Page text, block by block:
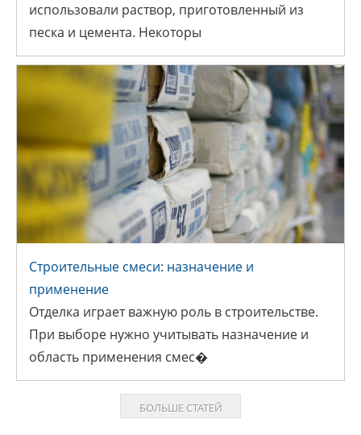
Блог
использовали раствор, приготовленный из
песка и цемента. Некоторы
СТРОИТЕЛЬНЫЕ СМЕСИ:
НАЗНАЧЕНИЕ И ПРИМЕНЕНИЕ
Блог
Строительные смеси: назначение и
применение
Отделка играет важную роль в строительстве.
При выборе нужно учитывать назначение и
область применения смес�
БОЛЬШЕ СТАТЕЙ